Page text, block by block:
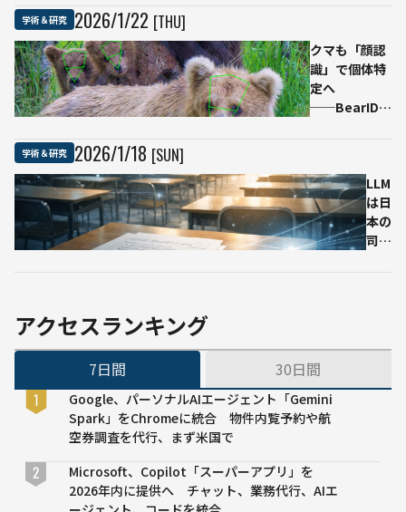
た」と
評価
ルデシ
たAIの
新たな
到達点
学術＆研究 2026/1/22 [THU]
クマも「顔認
識」で個体特
定へ
──BearID、
学術＆研究 2026/1/18 [SUN]
LLM
は日
本の
司法
──
義塾
アクセスランキング
7日間 30日間
Google、パーソナルAIエージェント「Gemini
Spark」をChromeに統合 物件内覧予約や航
空券調査を代行、まず米国で
Microsoft、Copilot「スーパーアプリ」を
2026年内に提供へ チャット、業務代行、AIエ